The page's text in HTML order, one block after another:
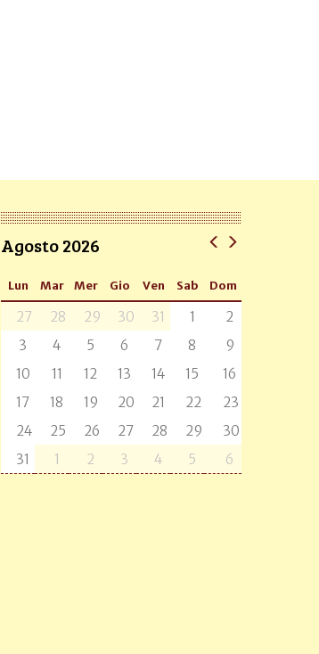
Agosto 2026
Lun Mar Mer Gio Ven Sab Dom
27 28 29 30 31 1
2
3
4 5 6 7 8
9
10
11 12 13 14 15
16
17
18 19 20 21 22
23
24
25 26 27 28 29
30
31
1 2 3 4 5 6